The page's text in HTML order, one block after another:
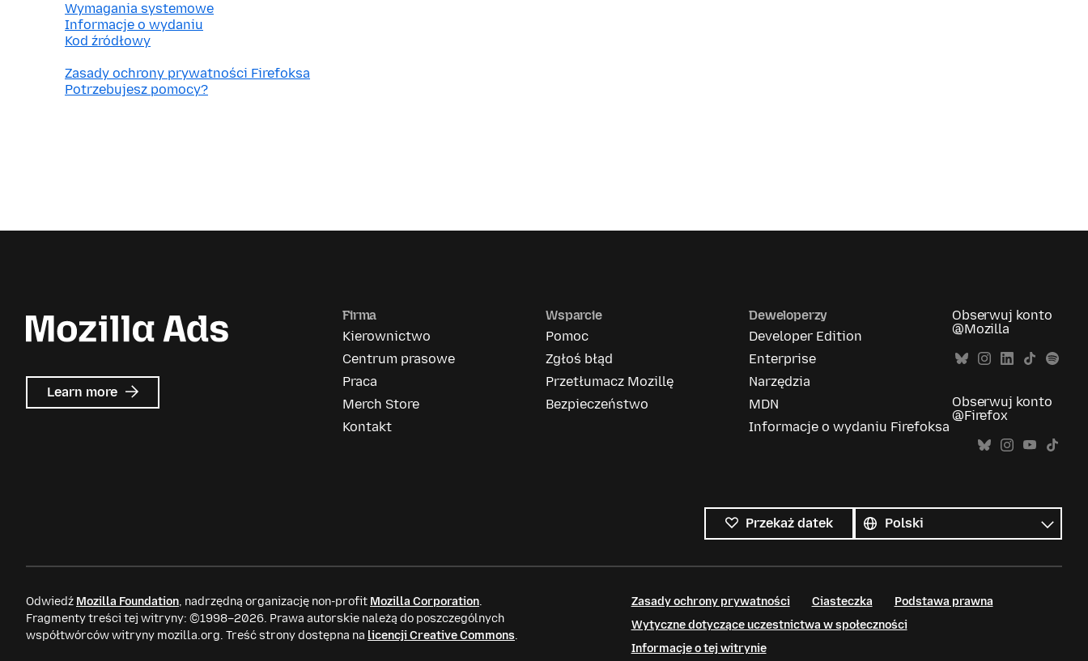
Wymagania systemowe
Informacje o wydaniu
Kod źródłowy
Zasady ochrony prywatności Firefoksa
Potrzebujesz pomocy?
Learn more about
Mozilla
Firma
Kierownictwo
Centrum prasowe
Praca
Merch Store
Kontakt
Wsparcie
Pomoc
Zgłoś błąd
Przetłumacz Mozillę
Bezpieczeństwo
Deweloperzy
Developer Edition
Enterprise
Narzędzia
MDN
Informacje o wydaniu Firefoksa
Obserwuj konto
@Mozilla
Obserwuj konto
@Firefox
Przekaż datek
języki
Język
Odwiedź Mozilla Foundation, nadrzędną organizację non-profit Mozilla Corporation.
Fragmenty treści tej witryny: ©1998–2026. Prawa autorskie należą do poszczególnych
współtwórców witryny mozilla.org. Treść strony dostępna na licencji Creative Commons.
Zasady ochrony prywatności Ciasteczka
Podstawa prawna
Wytyczne dotyczące uczestnictwa w społeczności
Informacje o tej witrynie